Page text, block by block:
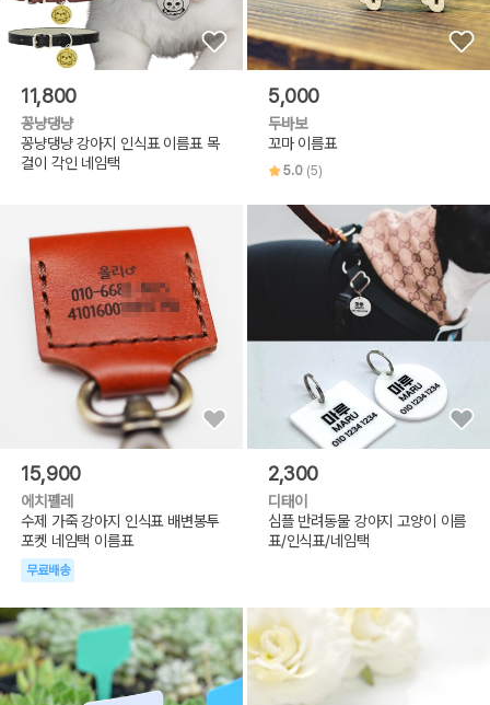
11,800
꽁냥댕냥
꽁냥댕냥 강아지 인식표 이름표 목
걸이 각인 네임택
5,000
두바보
꼬마 이름표
5.0 (5)
15,900
에치펠레
수제 가죽 강아지 인식표 배변봉투
포켓 네임택 이름표
무료배송
2,300
디태이
심플 반려동물 강아지 고양이 이름
표/인식표/네임택